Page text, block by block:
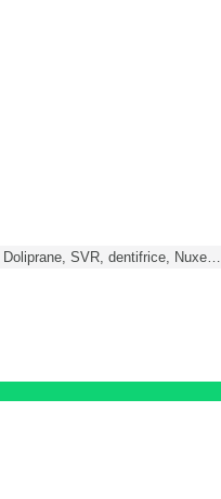
Doliprane, SVR, dentifrice, Nuxe…